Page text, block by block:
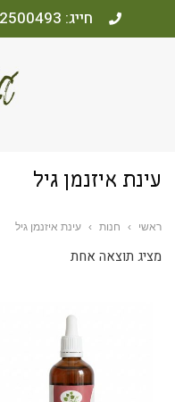
חייג: 072-2500493
עינת איזנמן גיל
ראשי › חנות › עינת איזנמן גיל
מציג תוצאה אחת